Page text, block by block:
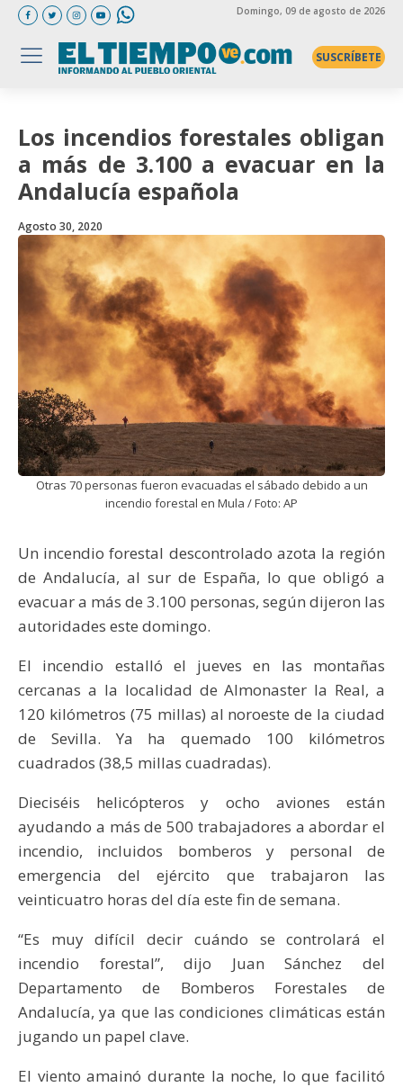
Domingo, 09 de agosto de 2026
SUSCRÍBETE
Los incendios forestales obligan
a más de 3.100 a evacuar en la
Andalucía española
Agosto 30, 2020
Otras 70 personas fueron evacuadas el sábado debido a un
incendio forestal en Mula / Foto: AP
Un incendio forestal descontrolado azota la región
de Andalucía, al sur de España, lo que obligó a
evacuar a más de 3.100 personas, según dijeron las
autoridades este domingo.
El incendio estalló el jueves en las montañas
cercanas a la localidad de Almonaster la Real, a
120 kilómetros (75 millas) al noroeste de la ciudad
de Sevilla. Ya ha quemado 100 kilómetros
cuadrados (38,5 millas cuadradas).
Dieciséis helicópteros y ocho aviones están
ayudando a más de 500 trabajadores a abordar el
incendio, incluidos bomberos y personal de
emergencia del ejército que trabajaron las
veinticuatro horas del día este fin de semana.
“Es muy difícil decir cuándo se controlará el
incendio forestal”, dijo Juan Sánchez del
Departamento de Bomberos Forestales de
Andalucía, ya que las condiciones climáticas están
jugando un papel clave.
El viento amainó durante la noche, lo que facilitó